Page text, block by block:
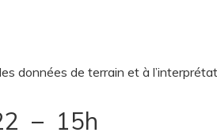
données de terrain et à
– 15h